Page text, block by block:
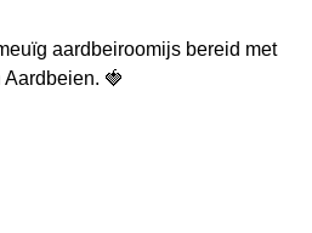
aardbeiroomijs bereid met
🍓